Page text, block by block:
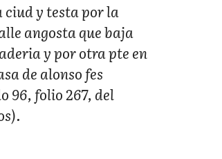
ciud y testa por la
angosta que baja
y por otra pte en
de alonso fes
96, folio 267, del